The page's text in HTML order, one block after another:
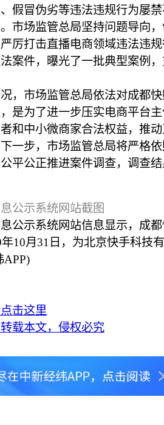
假冒伪劣等违法违规行为屡
市场监管总局坚持问题导向
厉打击直播电商领域违法违
案件，曝光了一批典型案例
市场监管总局依法对成都快
是为了进一步压实电商平台
和中小微商家合法权益，推
一步，市场监管总局将严格
平公正推进案件调查，调查
公示系统网站截图
示系统网站信息显示，成都
10月31日，为北京快手科技
APP)
击这里
载本文，侵权必究